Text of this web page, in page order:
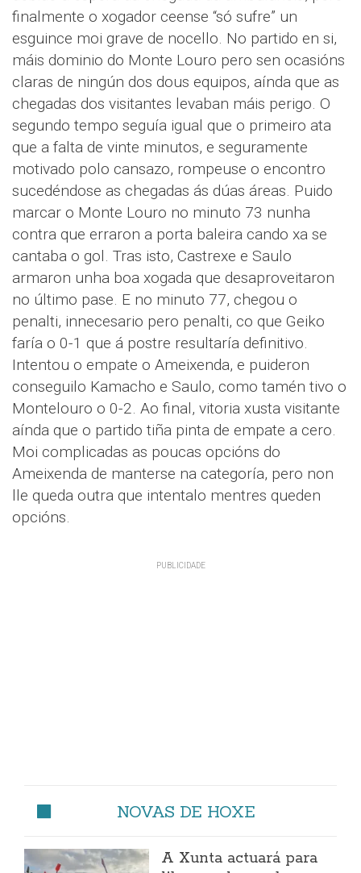
finalmente o xogador ceense “só sufre” un
esguince moi grave de nocello. No partido en si,
máis dominio do Monte Louro pero sen ocasións
claras de ningún dos dous equipos, aínda que as
chegadas dos visitantes levaban máis perigo. O
segundo tempo seguía igual que o primeiro ata
que a falta de vinte minutos, e seguramente
motivado polo cansazo, rompeuse o encontro
sucedéndose as chegadas ás dúas áreas. Puido
marcar o Monte Louro no minuto 73 nunha
contra que erraron a porta baleira cando xa se
cantaba o gol. Tras isto, Castrexe e Saulo
armaron unha boa xogada que desaproveitaron
no último pase. E no minuto 77, chegou o
penalti, innecesario pero penalti, co que Geiko
faría o 0-1 que á postre resultaría definitivo.
Intentou o empate o Ameixenda, e puideron
conseguilo Kamacho e Saulo, como tamén tivo o
Montelouro o 0-2. Ao final, vitoria xusta visitante
aínda que o partido tiña pinta de empate a cero.
Moi complicadas as poucas opcións do
Ameixenda de manterse na categoría, pero non
lle queda outra que intentalo mentres queden
opcións.
NOVAS DE HOXE
A Xunta actuará para